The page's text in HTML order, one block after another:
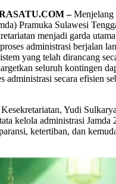
–Menjelang
Pramuka Sulawesi
menjadi garda
administrasi berjalan
yang telah dirancang
seluruh kontingen
administrasi secara efisien
Yudi
kelola administrasi Jamda
ketertiban, dan